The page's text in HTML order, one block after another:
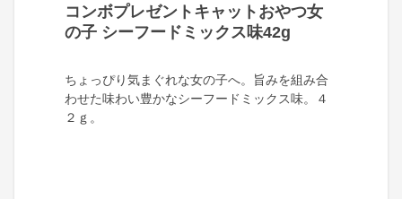
コンボプレゼントキャットおやつ女
の子 シーフードミックス味42g
ちょっぴり気まぐれな女の子へ。旨みを組み合
わせた味わい豊かなシーフードミックス味。４
２ｇ。